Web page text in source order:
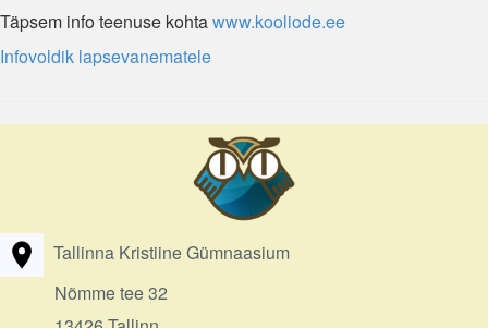
Täpsem info teenuse kohtawww.kooliode.ee
Infovoldik lapsevanematele
Tallinna Kristiine Gümnaasium
Nõmme tee 32